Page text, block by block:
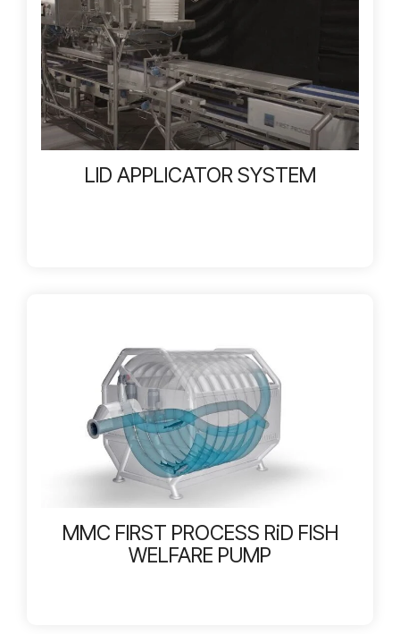
LID APPLICATOR SYSTEM
MMC FIRST PROCESS RiD FISH
WELFARE PUMP